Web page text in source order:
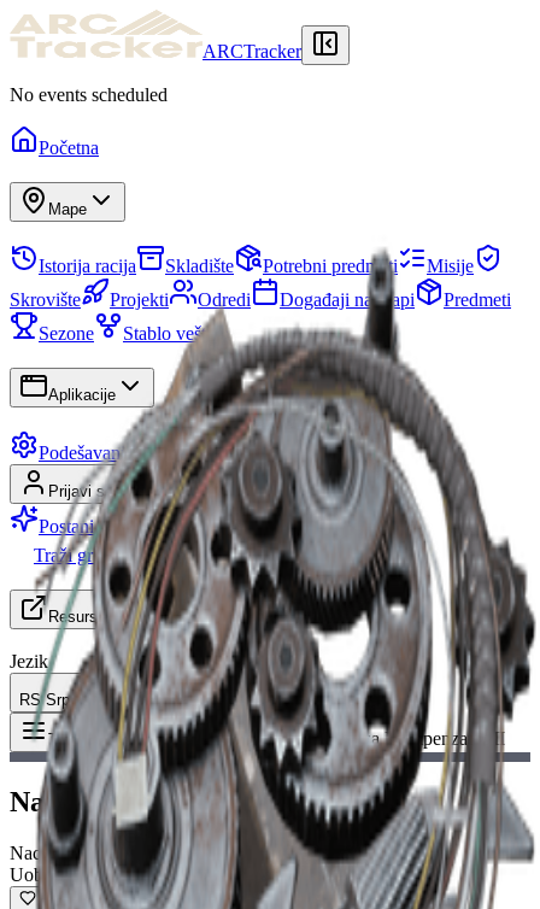
ARCTracker
No events scheduled
Početna
Mape
Istorija racija Skladište Potrebni predmeti
Misije
Skrovište
Projekti Odredi Događaji na mapi
Predmeti
Sezone
Stablo veština
Aplikacije
Podešavanja
Prijavi se Registruj se
Postani Premium
Traži grupu
Resursi
Jezik
RS Srpski
Toggle Menu Predmet :Nacrt za Kompenzator II
Nacrt za Kompenzator II
Nacrt
Uobičajeno